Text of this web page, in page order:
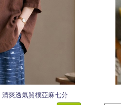
爽透氣質樸亞麻七分